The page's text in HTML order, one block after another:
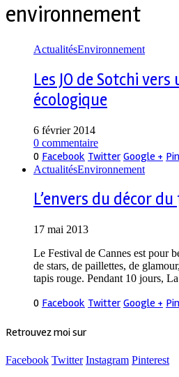
environnement
ActualitésEnvironnement
Les JO de Sotchi
écologique
6 février 2014
0 commentaire
0 Facebook Twitter Google +
ActualitésEnvironnement
L’envers du décor
17 mai 2013
Le Festival de Cannes est pour
de stars, de paillettes, de
tapis rouge. Pendant 10 jours,
0 Facebook Twitter Google +
Retrouvez moi sur
Facebook Twitter Instagram Pinterest